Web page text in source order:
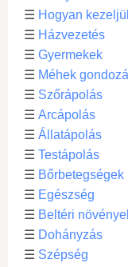
☰ Hogyan
☰ Házvezetés
☰ Gyermekek
☰ Méhek
☰ Szőrápolás
☰ Arcápolás
☰ Állatápolás
☰ Testápolás
☰ Bőrbetegségek
☰ Egészség
☰ Beltéri
☰ Dohányzás
☰ Szépség